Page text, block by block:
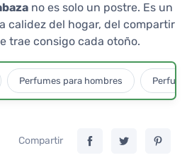
no es solo un postre. Es un
calidez del hogar, del compartir
trae consigo cada otoño.
Perfumes para hombres
Compartir